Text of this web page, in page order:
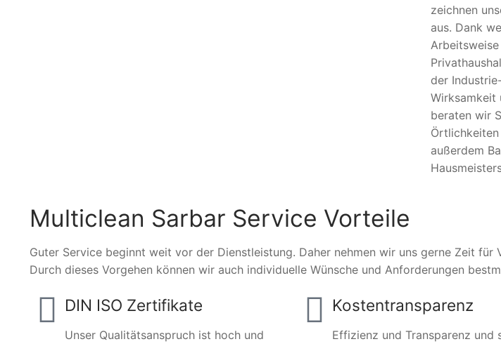
zeichnen
aus. Dank
der
Wirksamkeit
beraten wir
außerdem
Multiclean Sarbar Service Vorteile
Guter Service beginnt weit vor der Dienstleistung. Daher nehmen wir uns gerne Zeit
Durch dieses Vorgehen können wir auch individuelle Wünsche und Anforderungen
DIN ISO Zertifikate
Unser Qualitätsanspruch ist hoch und
Kostentransparenz
Effizienz und Transparenz und